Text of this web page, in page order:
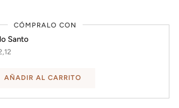
CÓMPRALO CON
Santo
AÑADIR AL CARRITO